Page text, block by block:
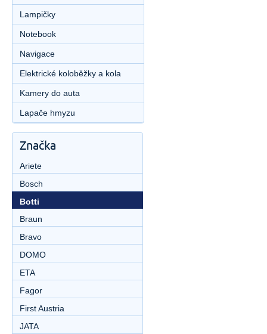
Lampičky
Notebook
Navigace
Elektrické koloběžky a kola
Kamery do auta
Lapače hmyzu
Značka
Ariete
Bosch
Botti
Braun
Bravo
DOMO
ETA
Fagor
First Austria
JATA